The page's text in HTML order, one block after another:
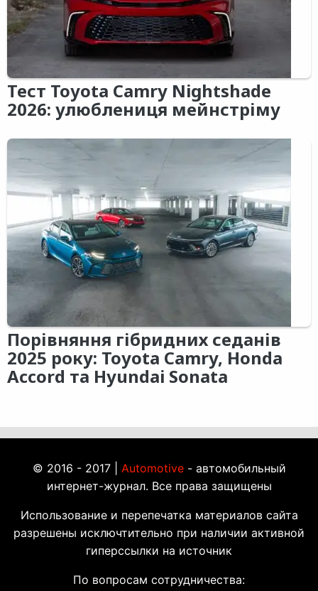
Тест Toyota Camry Nightshade
2026: улюблениця мейнстріму
Порівняння гібридних седанів
2025 року: Toyota Camry, Honda
Accord та Hyundai Sonata
© 2016 - 2017 | Automotive- автомобильный
интернет-журнал. Все права защищены
Использование и перепечатка материалов сайта
разрешены исключтительно при наличии активной
гиперссылки на источник
По вопросам сотрудничества: